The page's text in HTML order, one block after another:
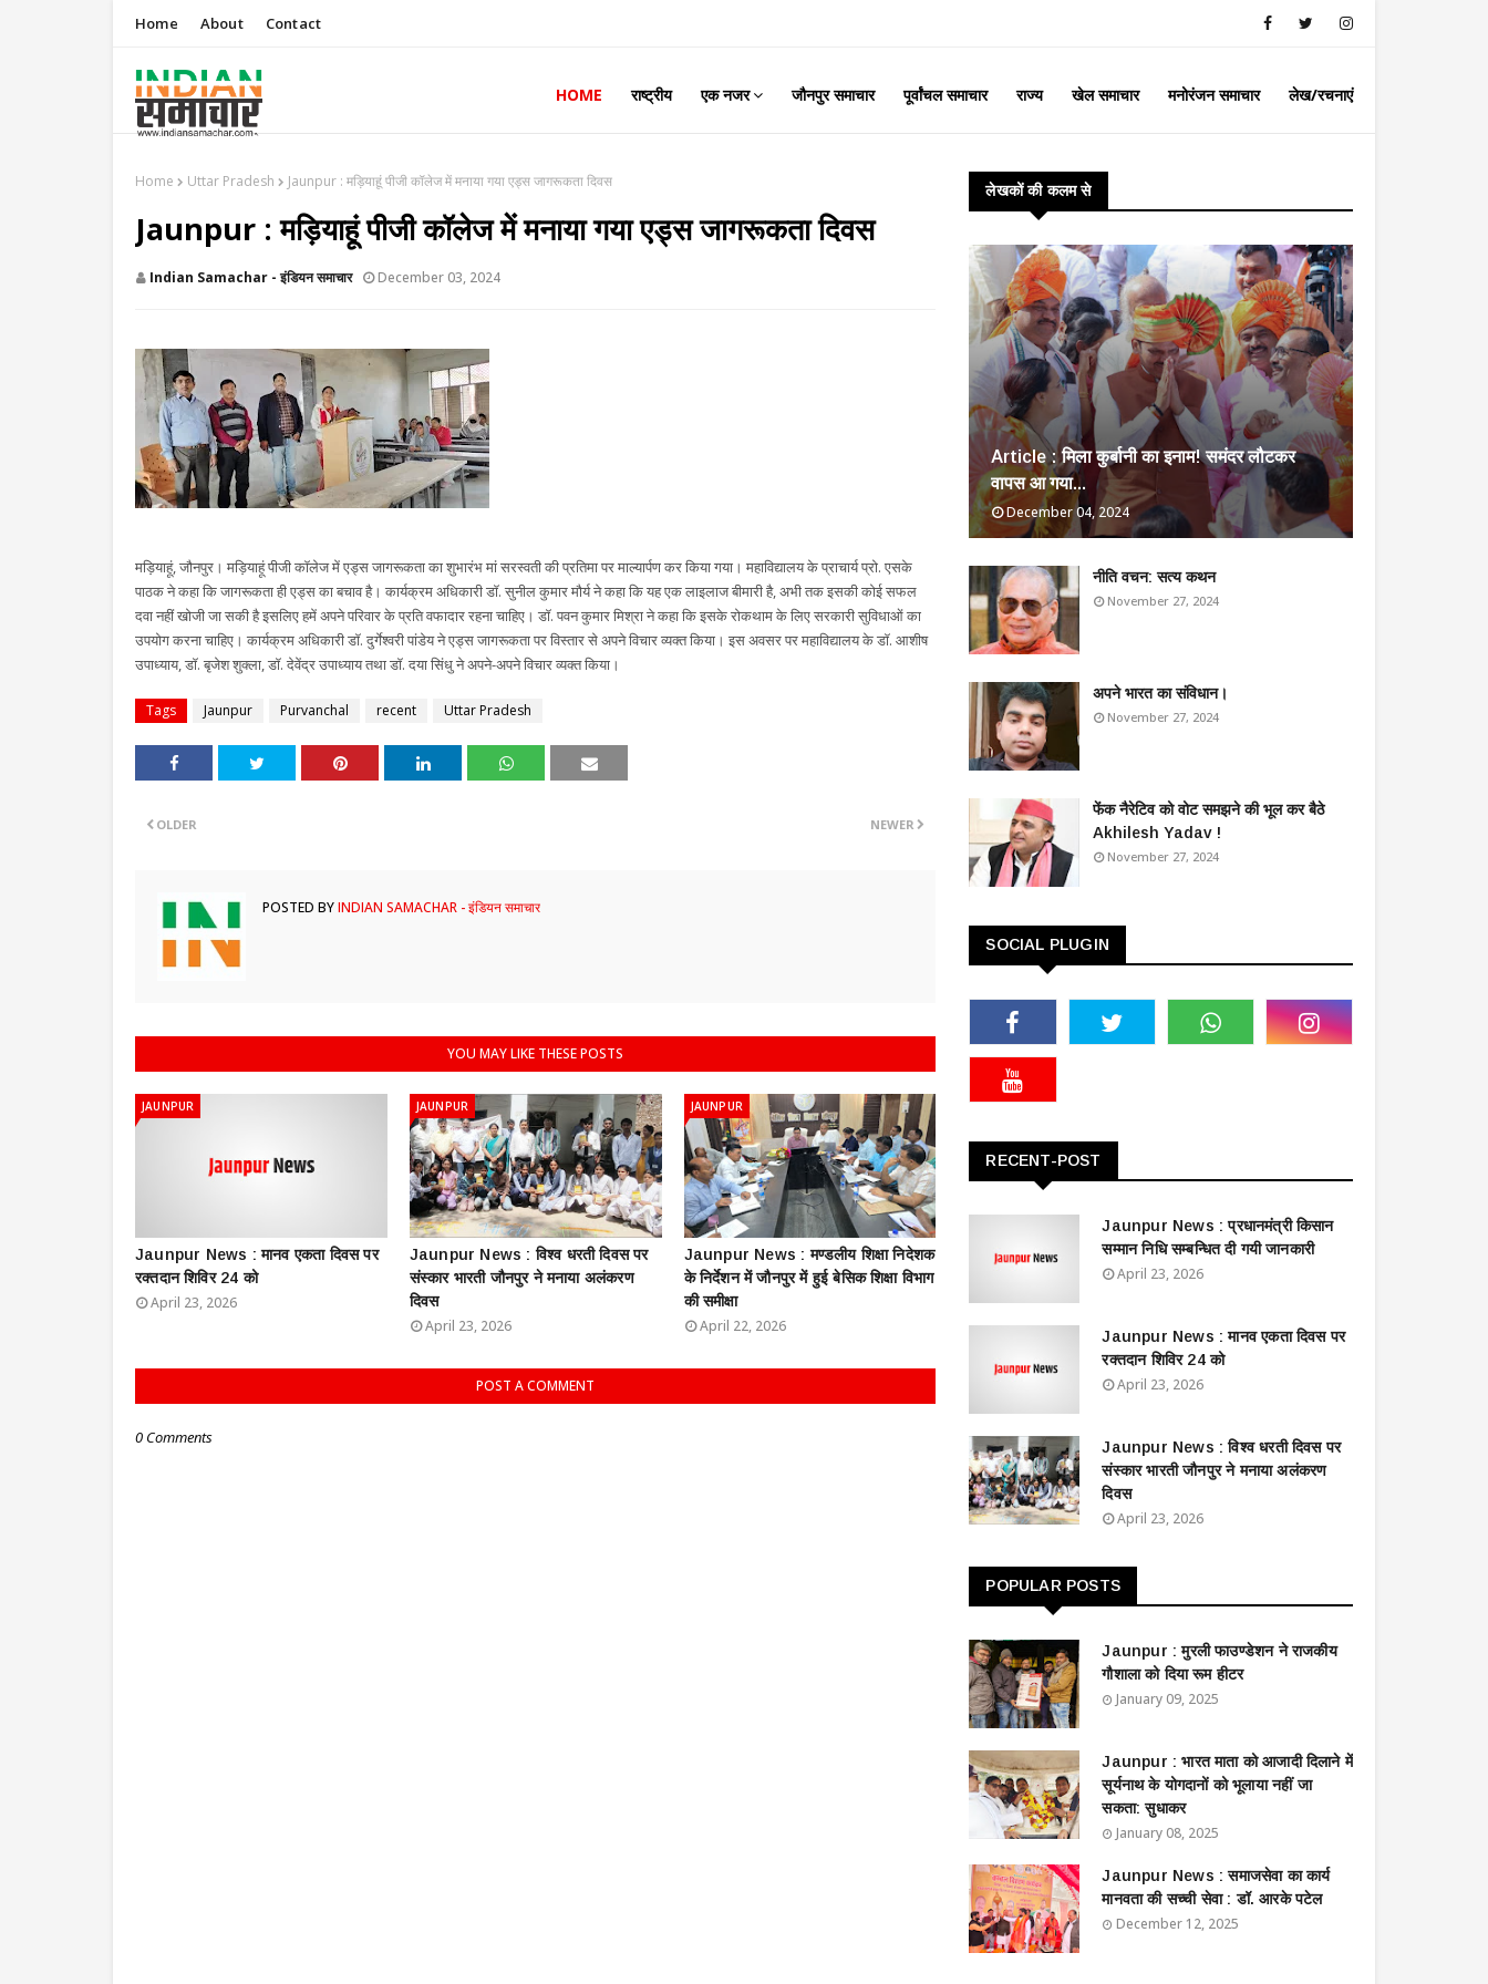
Home About Contact
HOME राष्ट्रीय एक नजर जौनपुर समाचार पूर्वांचल समाचार राज्य खेल समाचार मनोरंजन समाचार लेख/रचनाएं
Home Uttar Pradesh Jaunpur : मड़ियाहूं पीजी कॉलेज में मनाया गया एड्स जागरूकता दिवस
Jaunpur : मड़ियाहूं पीजी कॉलेज में मनाया गया एड्स जागरूकता दिवस
Indian Samachar - इंडियन समाचार December 03, 2024
मड़ियाहूं, जौनपुर। मड़ियाहूं पीजी कॉलेज में एड्स जागरूकता का शुभारंभ मां सरस्वती की प्रतिमा पर माल्यार्पण कर किया गया। महाविद्यालय के प्राचार्य प्रो. एसके
पाठक ने कहा कि जागरूकता ही एड्स का बचाव है। कार्यक्रम अधिकारी डॉ. सुनील कुमार मौर्य ने कहा कि यह एक लाइलाज बीमारी है, अभी तक इसकी कोई सफल
दवा नहीं खोजी जा सकी है इसलिए हमें अपने परिवार के प्रति वफादार रहना चाहिए। डॉ. पवन कुमार मिश्रा ने कहा कि इसके रोकथाम के लिए सरकारी सुविधाओं का
उपयोग करना चाहिए। कार्यक्रम अधिकारी डॉ. दुर्गेश्वरी पांडेय ने एड्स जागरूकता पर विस्तार से अपने विचार व्यक्त किया। इस अवसर पर महाविद्यालय के डॉ. आशीष
उपाध्याय, डॉ. बृजेश शुक्ला, डॉ. देवेंद्र उपाध्याय तथा डॉ. दया सिंधु ने अपने-अपने विचार व्यक्त किया।
Tags Jaunpur Purvanchal recent Uttar Pradesh
NEWER
OLDER
POSTED BYINDIAN SAMACHAR - इंडियन समाचार
YOU MAY LIKE THESE POSTS
JAUNPUR
Jaunpur News : ​मानव एकता दिवस पर
रक्तदान शिविर 24 को
April 23, 2026
JAUNPUR
Jaunpur News : विश्व धरती दिवस पर
संस्कार भारती जौनपुर ने मनाया अलंकरण
दिवस
April 23, 2026
JAUNPUR
Jaunpur News : ​मण्डलीय शिक्षा निदेशक
के निर्देशन में जौनपुर में हुई बेसिक शिक्षा विभाग
की समीक्षा
April 22, 2026
POST A COMMENT
0 Comments
लेखकों की कलम से
Article : मिला कुर्बानी का इनाम! समंदर लौटकर
वापस आ गया...
December 04, 2024
​नीति वचन: सत्य कथन
November 27, 2024
अपने भारत का संविधान।
November 27, 2024
फेंक नैरेटिव को वोट समझने की भूल कर बैठे
Akhilesh Yadav !
November 27, 2024
SOCIAL PLUGIN
RECENT-POST
Jaunpur News : ​प्रधानमंत्री किसान
सम्मान निधि सम्बन्धित दी गयी जानकारी
April 23, 2026
Jaunpur News : ​मानव एकता दिवस पर
रक्तदान शिविर 24 को
April 23, 2026
Jaunpur News : विश्व धरती दिवस पर
संस्कार भारती जौनपुर ने मनाया अलंकरण
दिवस
April 23, 2026
POPULAR POSTS
Jaunpur : ​मुरली फाउण्डेशन ने राजकीय
गौशाला को दिया रूम हीटर
January 09, 2025
Jaunpur : ​भारत माता को आजादी दिलाने में
सूर्यनाथ के योगदानों को भूलाया नहीं जा
सकता: सुधाकर
January 08, 2025
Jaunpur News : ​समाजसेवा का कार्य
मानवता की सच्ची सेवा : डॉ. आरके पटेल
December 12, 2025